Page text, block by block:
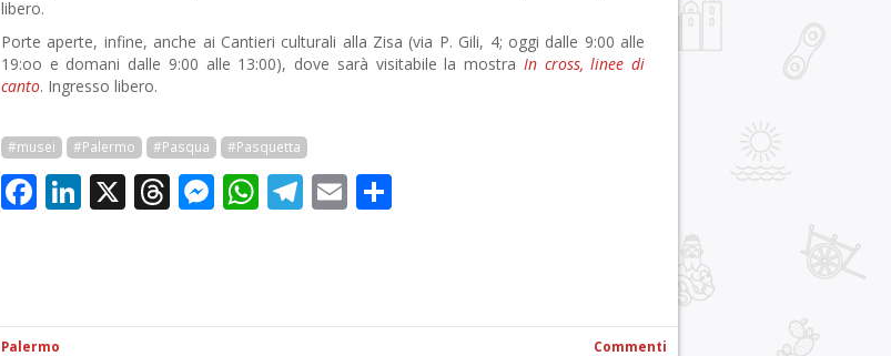
libero.
Porte aperte, infine, anche ai Cantieri culturali alla Zisa (via P. Gili, 4; oggi dalle 9:00 alle
19:oo e domani dalle 9:00 alle 13:00), dove sarà visitabile la mostra In cross, linee di
canto. Ingresso libero.
#musei #Palermo #Pasqua #Pasquetta
Facebook
LinkedIn
X Threads
Messenger
WhatsApp
Telegram
Email
Palermo Commenti